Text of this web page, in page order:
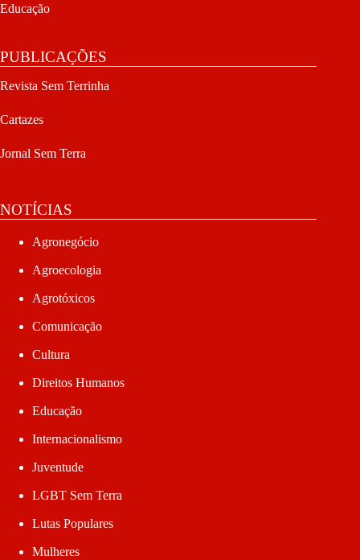
Educação
PUBLICAÇÕES
Revista Sem Terrinha
Cartazes
Jornal Sem Terra
NOTÍCIAS
Agronegócio
Agroecologia
Agrotóxicos
Comunicação
Cultura
Direitos Humanos
Educação
Internacionalismo
Juventude
LGBT Sem Terra
Lutas Populares
Mulheres